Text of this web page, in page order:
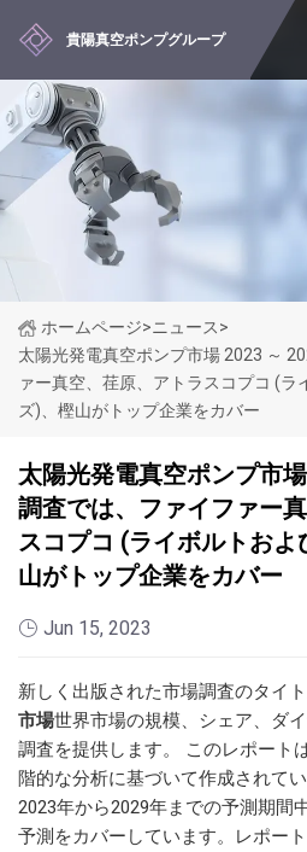
貴陽真空ポンプグループ
ホームページ>ニュース>
太陽光発電真空ポンプ市場 2023 ～
ァー真空、荏原、アトラスコプコ (ラ
ズ)、樫山がトップ企業をカバー
太陽光発電真空ポンプ市
調査では、ファイファー
スコプコ (ライボルトお
山がトップ企業をカバー
Jun 15, 2023
新しく出版された市場調査のタイ
市場世界市場の規模、シェア、ダ
調査を提供します。 このレポート
階的な分析に基づいて作成されて
2023年から2029年までの予測期間
予測をカバーしています。レポー